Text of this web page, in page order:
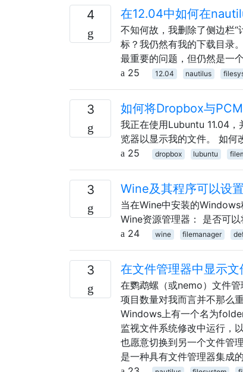
4 在12.04中如何在
不知何故，我删除了侧边栏“
标？我仍然有我的下载目录
最重要的问题，但仍然是一
25
12.04 nautilus
3 如何将Dropbox与
我正在使用Lubuntu 11.04
览器以显示我的文件。 如何
25
dropbox lubuntu
3 Wine及其程序可以设
当在Wine中安装的
Wine资源管理器： 是否可
24
wine filemanager
3 在文件管理器中显示文
在鹦鹉螺（或nemo）文件管
项目数量对我而言并不那么
Windows上有一个名为
监视文件系统修改中运行，
也愿意切换到另一个文件管
是一种具有文件管理器集成的